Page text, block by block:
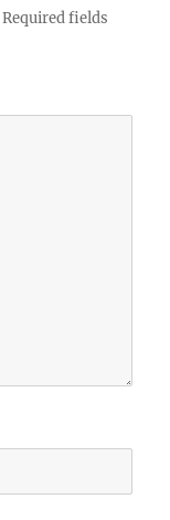
Required fields